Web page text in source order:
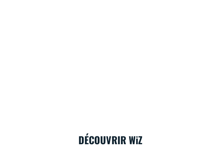
DÉCOUVRIR WiZ